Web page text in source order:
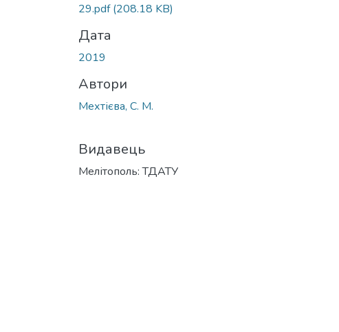
29.pdf(208.18 KB)
Дата
2019
Автори
Мехтієва, С. М.
Видавець
Мелітополь: ТДАТУ